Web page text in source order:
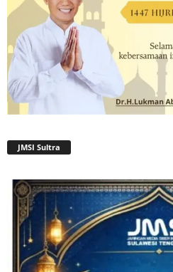
JMSI Sultra